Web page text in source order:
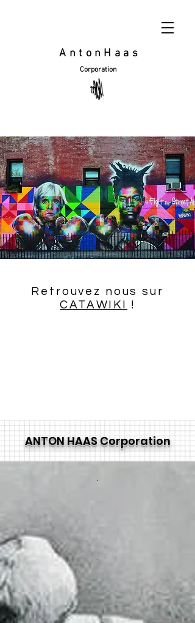
AntonHaas
Corporation
Retrouvez nous sur
CATAWIKI
!
ANTON HAAS Corporation